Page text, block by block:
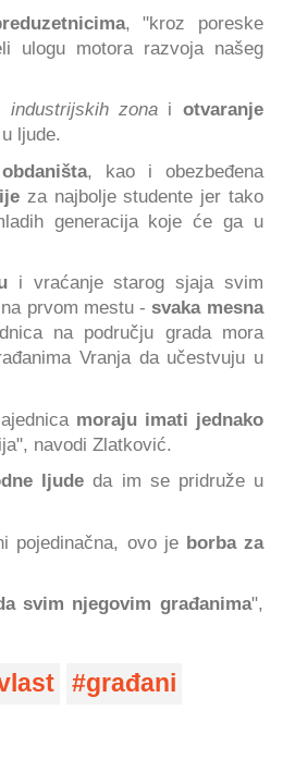
, "kroz poreske
ulogu motora razvoja našeg
industrijskih zonai otvaranje
ljude.
, kao i obezbeđena
za najbolje studente jer tako
generacija koje će ga u
i vraćanje starog sjaja svim
prvom mestu -svaka mesna
na području grada mora
Vranja da učestvuju u
moraju imati jednako
navodi Zlatković.
ljude da im se pridruže u
pojedinačna, ovo je borba za
svim njegovim građanima",
građani